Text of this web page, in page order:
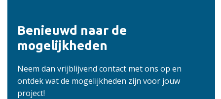
Benieuwd naar de
mogelijkheden
Neem dan vrijblijvend contact met ons op en
ontdek wat de mogelijkheden zijn voor jouw
project!